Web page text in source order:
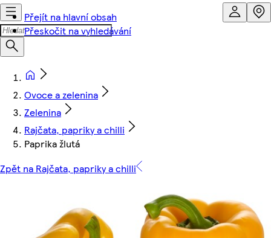
Přejít na hlavní obsah
Přeskočit na vyhledávání
Ovoce a zelenina
Zelenina
Rajčata, papriky a chilli
Paprika žlutá
Zpět na Rajčata, papriky a chilli